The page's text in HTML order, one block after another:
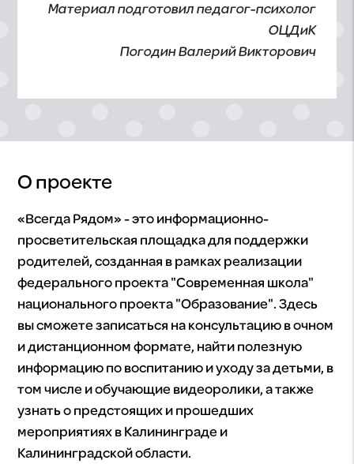
Материал подготовил педагог-психолог
ОЦДиК
Погодин Валерий Викторович
О проекте
«Всегда Рядом» - это информационно-
просветительская площадка для поддержки
родителей, созданная в рамках реализации
федерального проекта "Современная школа"
национального проекта "Образование". Здесь
вы сможете записаться на консультацию в очном
и дистанционном формате, найти полезную
информацию по воспитанию и уходу за детьми, в
том числе и обучающие видеоролики, а также
узнать о предстоящих и прошедших
мероприятиях в Калининграде и
Калининградской области.